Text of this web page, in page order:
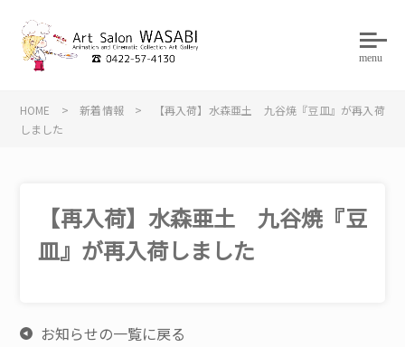
menu
HOME >新着情報 >
【再入荷】水森亜土 九谷焼『豆皿』が再入荷
しました
【再入荷】水森亜土 九谷焼『豆
皿』が再入荷しました
お知らせの一覧に戻る